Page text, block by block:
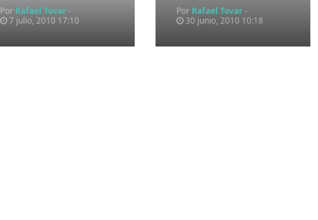
Por Rafael Tovar-
7 julio, 2010 17:10
Por Rafael Tovar-
30 junio, 2010 10:18